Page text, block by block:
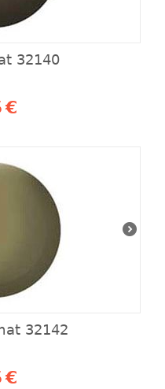
32140
€
32142
€